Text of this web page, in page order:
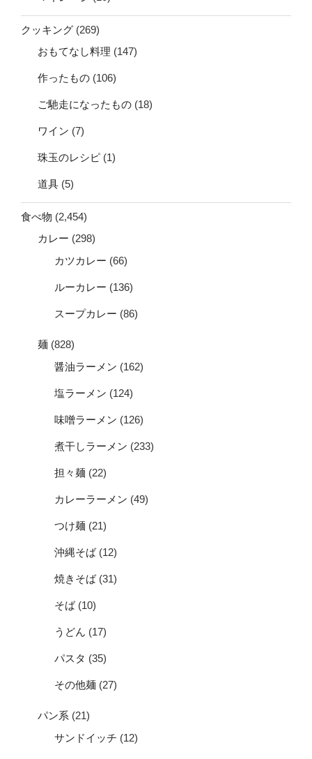
クッキング (269)
おもてなし料理 (147)
作ったもの (106)
ご馳走になったもの (18)
ワイン (7)
珠玉のレシピ (1)
道具 (5)
食べ物 (2,454)
カレー (298)
カツカレー (66)
ルーカレー (136)
スープカレー (86)
麺 (828)
醤油ラーメン (162)
塩ラーメン (124)
味噌ラーメン (126)
煮干しラーメン (233)
担々麺 (22)
カレーラーメン (49)
つけ麺 (21)
沖縄そば(12)
焼きそば(31)
そば(10)
うどん (17)
パスタ (35)
その他麺 (27)
パン系 (21)
サンドイッチ (12)